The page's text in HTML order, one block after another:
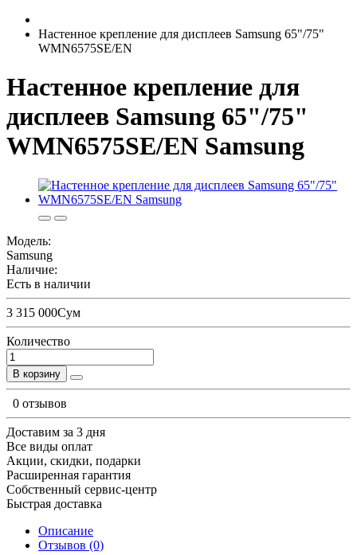
Настенное крепление для дисплеев Samsung 65"/75"
WMN6575SE/EN
Настенное крепление для
дисплеев Samsung 65"/75"
WMN6575SE/EN Samsung
Модель:
Samsung
Наличие:
Есть в наличии
3 315 000Сум
Количество
В корзину
0 отзывов
Доставим за 3 дня
Все виды оплат
Акции, скидки, подарки
Расширенная гарантия
Собственный сервис-центр
Быстрая доставка
Описание
Отзывов (0)